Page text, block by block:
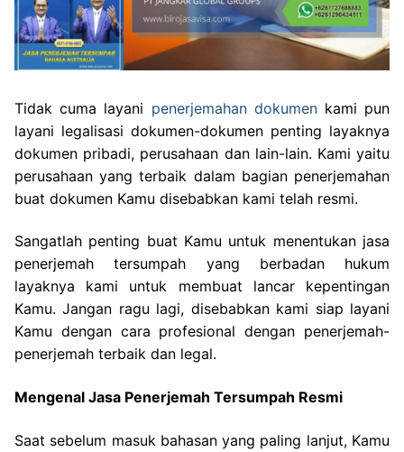
Tidak cuma layani penerjemahan dokumenkami pun
layani legalisasi dokumen-dokumen penting layaknya
dokumen pribadi, perusahaan dan lain-lain. Kami yaitu
perusahaan yang terbaik dalam bagian penerjemahan
buat dokumen Kamu disebabkan kami telah resmi.
Sangatlah penting buat Kamu untuk menentukan jasa
penerjemah tersumpah yang berbadan hukum
layaknya kami untuk membuat lancar kepentingan
Kamu. Jangan ragu lagi, disebabkan kami siap layani
Kamu dengan cara profesional dengan penerjemah-
penerjemah terbaik dan legal.
Mengenal Jasa Penerjemah Tersumpah Resmi
Saat sebelum masuk bahasan yang paling lanjut, Kamu